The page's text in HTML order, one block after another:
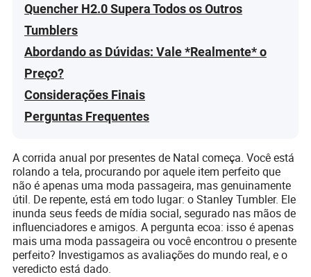
Quencher H2.0 Supera Todos os Outros
Tumblers
Abordando as Dúvidas: Vale *Realmente* o
Preço?
Considerações Finais
Perguntas Frequentes
A corrida anual por presentes de Natal começa. Você está
rolando a tela, procurando por aquele item perfeito que
não é apenas uma moda passageira, mas genuinamente
útil. De repente, está em todo lugar: o Stanley Tumbler. Ele
inunda seus feeds de mídia social, segurado nas mãos de
influenciadores e amigos. A pergunta ecoa: isso é apenas
mais uma moda passageira ou você encontrou o presente
perfeito? Investigamos as avaliações do mundo real, e o
veredicto está dado.